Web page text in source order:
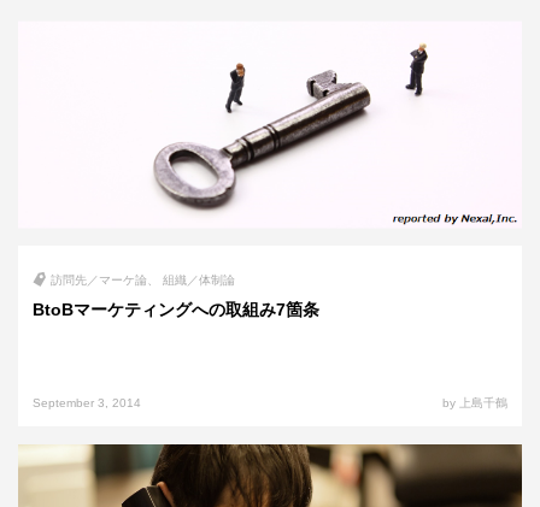
訪問先／マーケ論 組織／体制論
BtoBマーケティングへの取組み7箇条
September 3, 2014 by 上島千鶴